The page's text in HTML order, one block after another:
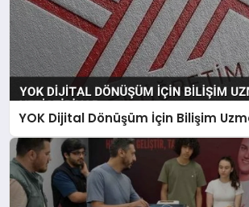
YOK Dijital Dönüşüm İçin Bilişim